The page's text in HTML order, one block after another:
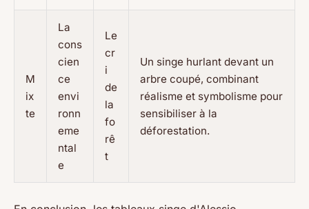
M
ix
te
La
cons
cien
ce
envi
ronn
eme
ntal
e
Le
cr
i
de
la
fo
rê
t
Un singe hurlant devant un
arbre coupé, combinant
réalisme et symbolisme pour
sensibiliser à la
déforestation.